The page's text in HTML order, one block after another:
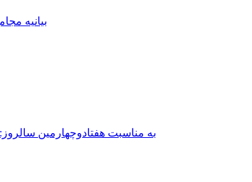
بیانیه
به مناسبت هفتادوچهارمین سالروز: نمایندگان